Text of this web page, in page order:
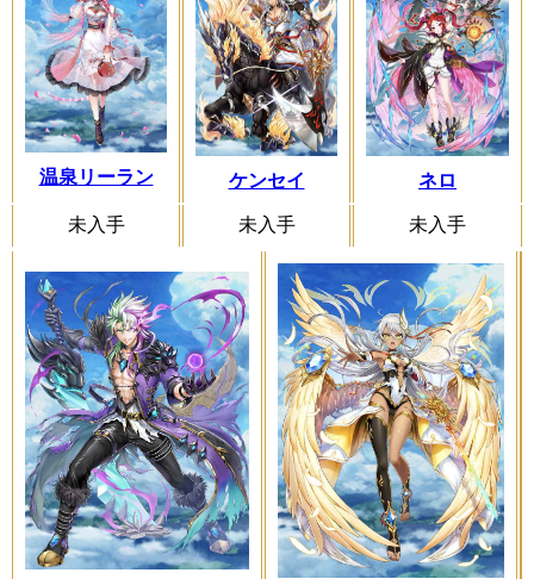
温泉リーラン ケンセイ ネロ
未入手 未入手 未入手